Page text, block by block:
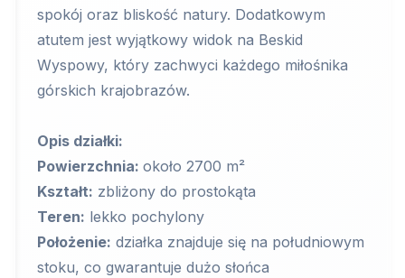
spokój oraz bliskość natury. Dodatkowym
atutem jest wyjątkowy widok na Beskid
Wyspowy, który zachwyci każdego miłośnika
górskich krajobrazów.
Opis działki:
Powierzchnia: około 2700 m²
Kształt: zbliżony do prostokąta
Teren: lekko pochylony
Położenie: działka znajduje się na południowym
stoku, co gwarantuje dużo słońca